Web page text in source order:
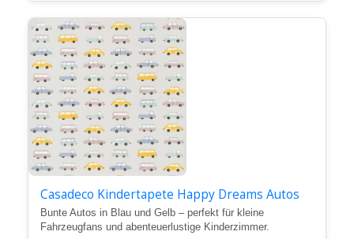
Casadeco Kindertapete Happy Dreams Autos
Bunte Autos in Blau und Gelb – perfekt für kleine
Fahrzeugfans und abenteuerlustige Kinderzimmer.